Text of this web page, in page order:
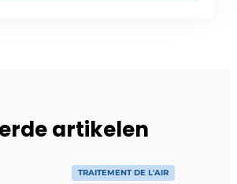
artikelen
TRAITEMENT DE L'AIR